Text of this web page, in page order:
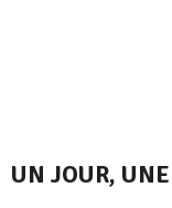
UN JOUR,